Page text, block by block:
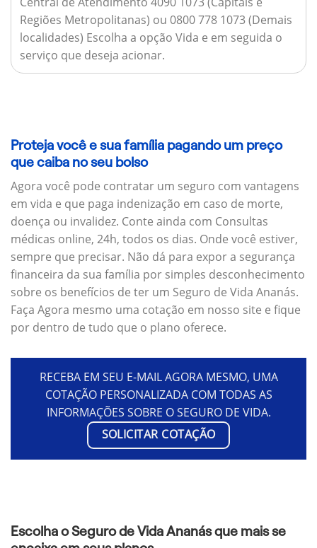
Regiões Metropolitanas) ou 0800 778 1073 (Demais
localidades) Escolha a opção Vida e em seguida o
serviço que deseja acionar.
Proteja você e sua família pagando um preço
que caiba no seu bolso
Agora você pode contratar um seguro com vantagens
em vida e que paga indenização em caso de morte,
doença ou invalidez. Conte ainda com Consultas
médicas online, 24h, todos os dias. Onde você estiver,
sempre que precisar. Não dá para expor a segurança
financeira da sua família por simples desconhecimento
sobre os benefícios de ter um Seguro de Vida Ananás.
Faça Agora mesmo uma cotação em nosso site e fique
por dentro de tudo que o plano oferece.
RECEBA EM SEU E-MAIL AGORA MESMO, UMA
COTAÇÃO PERSONALIZADA COM TODAS AS
INFORMAÇÕES SOBRE O SEGURO DE VIDA.
SOLICITAR COTAÇÃO
Escolha o Seguro de Vida Ananás que mais se